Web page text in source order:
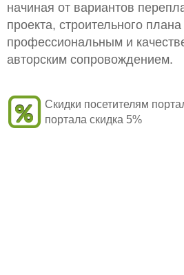
начиная от вариантов
проекта, строительного
профессиональным и
авторским сопровождением.
Скидки посетителям
портала скидка 5%